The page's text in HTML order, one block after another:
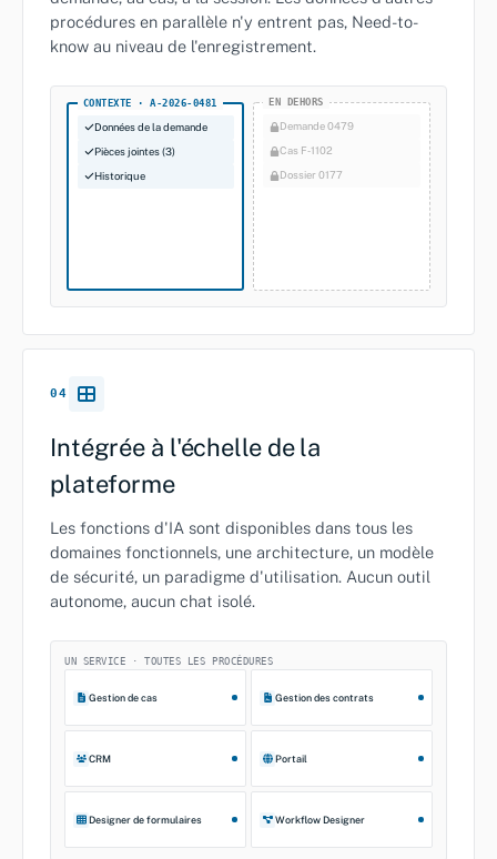
procédures en parallèle n'y entrent pas, Need-to-
know au niveau de l'enregistrement.
CONTEXTE · A‑2026‑0481
Données de la demande
Pièces jointes (3)
Historique
EN DEHORS
Demande 0479
Cas F‑1102
Dossier 0177
04
Intégrée à l'échelle de la
plateforme
Les fonctions d'IA sont disponibles dans tous les
domaines fonctionnels, une architecture, un modèle
de sécurité, un paradigme d'utilisation. Aucun outil
autonome, aucun chat isolé.
UN SERVICE · TOUTES LES PROCÉDURES
Gestion de cas Gestion des contrats
CRM Portail
Designer de formulaires Workflow Designer